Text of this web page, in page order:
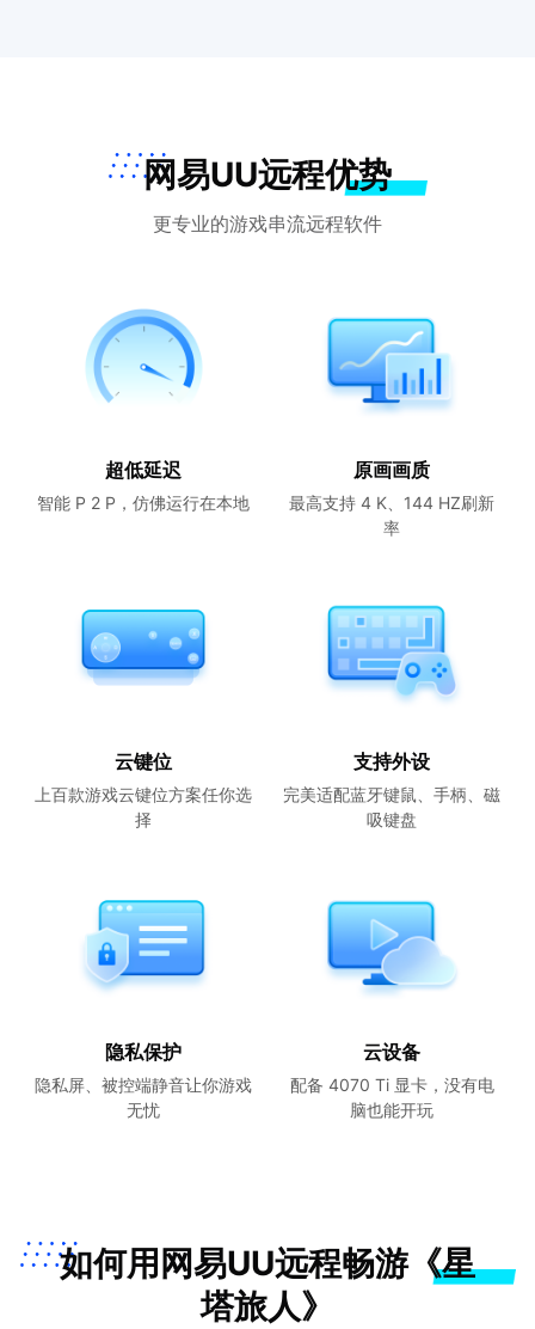
网易UU远程优势
更专业的游戏串流远程软件
超低延迟
智能 P 2 P，仿佛运行在本地
原画画质
最高支持 4 K、144 HZ刷新
率
云键位
上百款游戏云键位方案任你选
择
支持外设
完美适配蓝牙键鼠、手柄、磁
吸键盘
隐私保护
隐私屏、被控端静音让你游戏
无忧
云设备
配备 4070 Ti 显卡，没有电
脑也能开玩
如何用网易UU远程畅游《星
塔旅人》